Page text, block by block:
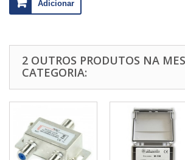
Adicionar
2 OUTROS PRODUTOS NA
CATEGORIA: